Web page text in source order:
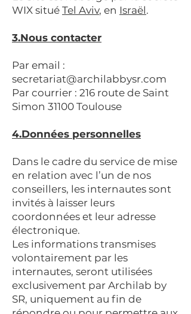
WIX situé Tel Aviv, en Israël.
3.Nous contacter
Par email :
secretariat@archilabbysr.com
Par courrier : 216 route de Saint
Simon 31100 Toulouse
4.Données personnelles
Dans le cadre du service de mise
en relation avec l’un de nos
conseillers, les internautes sont
invités à laisser leurs
coordonnées et leur adresse
électronique.
Les informations transmises
volontairement par les
internautes, seront utilisées
exclusivement par Archilab by
SR, uniquement au fin de